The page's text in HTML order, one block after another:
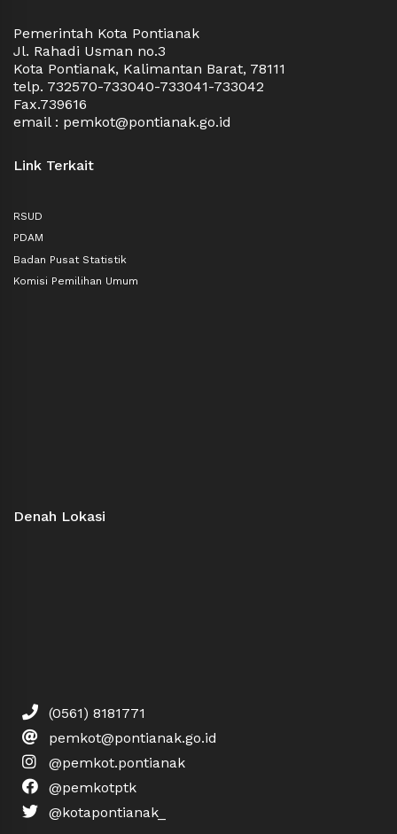
Pemerintah Kota Pontianak
Jl. Rahadi Usman no.3
Kota Pontianak, Kalimantan Barat, 78111
telp. 732570-733040-733041-733042
Fax.739616
email : pemkot@pontianak.go.id
Link Terkait
RSUD
PDAM
Badan Pusat Statistik
Komisi Pemilihan Umum
Denah Lokasi
(0561) 8181771
pemkot@pontianak.go.id
@pemkot.pontianak
@pemkotptk
@kotapontianak_